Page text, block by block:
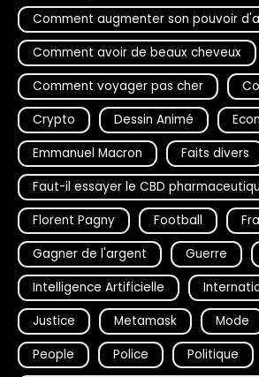
Comment augmenter son pouvoir
Comment avoir de beaux cheveux
Comment voyager pas cher
Crypto
Dessin Animé
Emmanuel Macron
Faits divers
Faut-il essayer le CBD
Florent Pagny
Football
Gagner de l'argent
Guerre
Intelligence Artificielle
Justice
Metamask Mode
People
Police Politique